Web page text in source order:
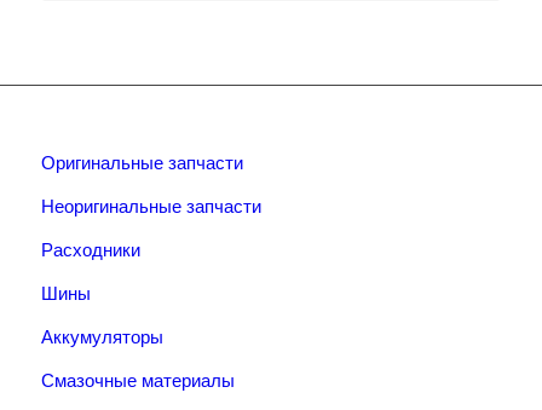
Оригинальные запчасти
Неоригинальные запчасти
Расходники
Шины
Аккумуляторы
Смазочные материалы